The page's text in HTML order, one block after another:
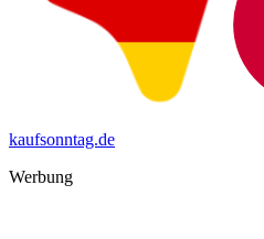
kaufsonntag.de
Werbung